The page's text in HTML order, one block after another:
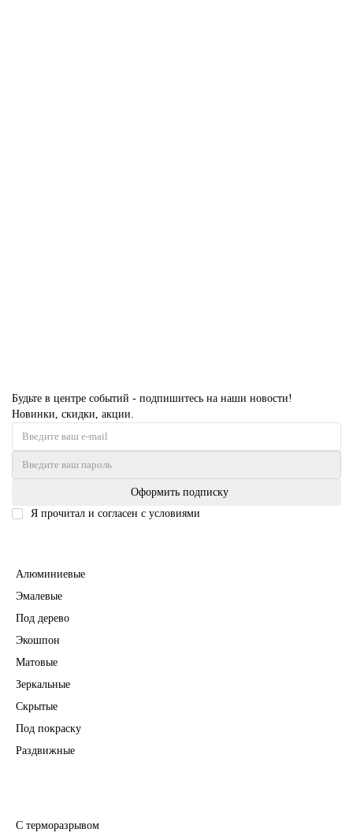
Будьте в центре событий - подпишитесь на наши новости!
Новинки, скидки, акции.
Оформить подписку
Я прочитал и согласен с условиями
Алюминиевые
Эмалевые
Под дерево
Экошпон
Матовые
Зеркальные
Скрытые
Под покраску
Раздвижные
С терморазрывом